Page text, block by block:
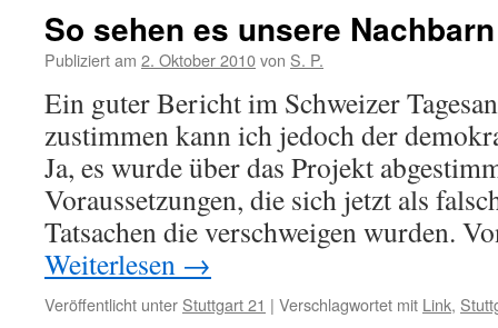
nicht
so
(Teil
So sehen es unsere Nachbarn
Publiziert am 2. Oktober 2010von S. P.
Ein guter Bericht im Schweizer
zustimmen kann ich jedoch der
Ja, es wurde über das Projekt
Voraussetzungen, die sich jetzt als
Tatsachen die verschweigen wurden.
Weiterlesen →
Veröffentlicht unter Stuttgart 21 | Verschlagwortet mit Link,